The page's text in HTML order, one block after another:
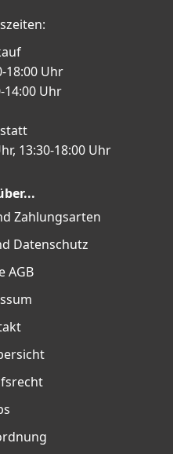
18:00 Uhr
Uhr
13:30-18:00 Uhr
Zahlungsarten
Datenschutz
AGB